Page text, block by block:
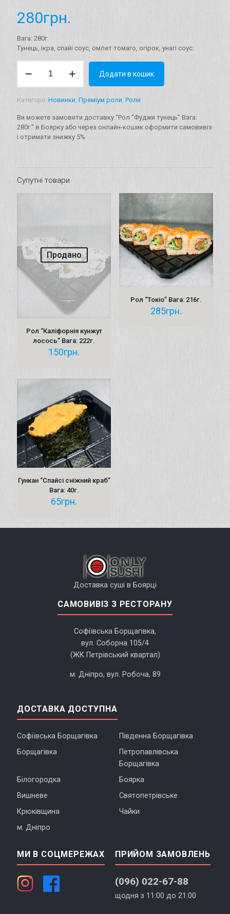
280грн.
Вага: 280г.
Тунець, ікра, спайі соус, омлет томаго, огірок, унагі соус.
"Фуджи
280г.
кількість
Додати в кошик
Категорії: Новинки Преміум роли Роли
Ви можете замовити доставку "Рол “Фуджи тунець” Вага:
280г." в Боярку або через онлайн-кошик оформити самовивіз
і отримати знижку 5%
Супутні товари
Продано
Рол “Каліфорнія кунжут
лосось” Вага: 222г.
150грн.
Рол “Токіо” Вага: 216г.
285грн.
Гункан “Cпайсі сніжний краб”
Вага: 40г.
65грн.
Доставка суші в Боярці
САМОВИВІЗ З РЕСТОРАНУ
Софіївська Борщагівка,
вул. Соборна 105/4
(ЖК Петрівський квартал)
м. Дніпро, вул. Робоча, 89
ДОСТАВКА ДОСТУПНА
Софіївська Борщагівка
Південна Борщагівка
Борщагівка
Петропавлівська
Борщагівка
Білогородка
Боярка
Вишневе
Святопетрівське
Крюківщина
Чайки
м. Дніпро
МИ В СОЦМЕРЕЖАХ ПРИЙОМ ЗАМОВЛЕНЬ
(096) 022-67-88
щодня з 11:00 до 21:00